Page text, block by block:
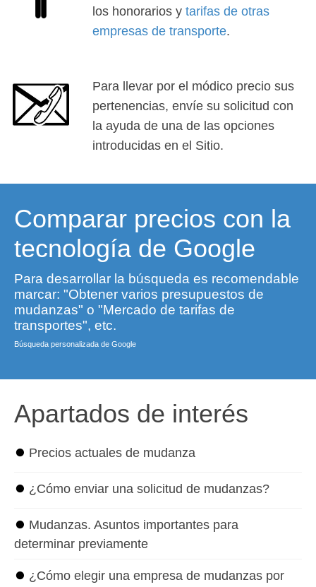
los honorarios y tarifas de otras
empresas de transporte.
Para llevar por el módico precio sus
pertenencias, envíe su solicitud con
la ayuda de una de las opciones
introducidas en el Sitio.
Comparar precios con la
tecnología de Google
Para desarrollar la búsqueda es recomendable
marcar: "Obtener varios presupuestos de
mudanzas" o "Mercado de tarifas de
transportes", etc.
Búsqueda personalizada de Google
Apartados de interés
⏺ Precios actuales de mudanza
⏺ ¿Cómo enviar una solicitud de mudanzas?
⏺ Mudanzas. Asuntos importantes para
determinar previamente
⏺ ¿Cómo elegir una empresa de mudanzas por